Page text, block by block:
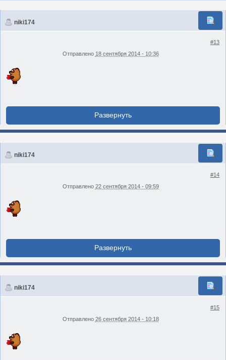
niki174
#13
Отправлено 18 сентября 2014 - 10:36
niki174
#14
Отправлено 22 сентября 2014 - 09:59
niki174
#15
Отправлено 26 сентября 2014 - 10:18